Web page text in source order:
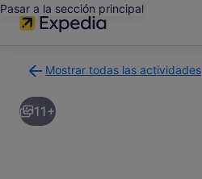
Pasar a la sección principal
Mostrar todas las actividades
a
la
página
11+